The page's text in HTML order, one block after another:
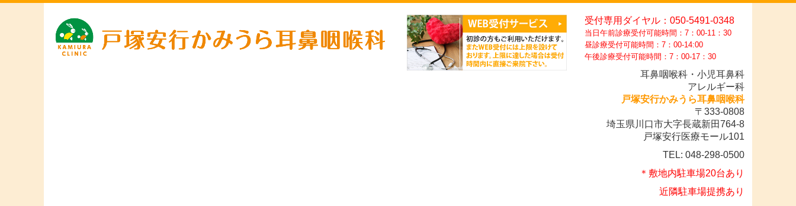
受付専用ダイヤル： 050-5491-0348
当日午前診療受付可能時間：7：00-11：30
昼診療受付可能時間： 7：00-14:00
午後診療受付可能時間：7：00-17：30
耳鼻咽喉科・小児耳鼻科
アレルギー科
戸塚安行かみうら耳鼻咽喉科
〒333-0808
埼玉県川口市大字長蔵新田764-8
戸塚安行医療モール101
TEL: 048-298-0500
＊敷地内駐車場20台あり
近隣駐車場提携あり